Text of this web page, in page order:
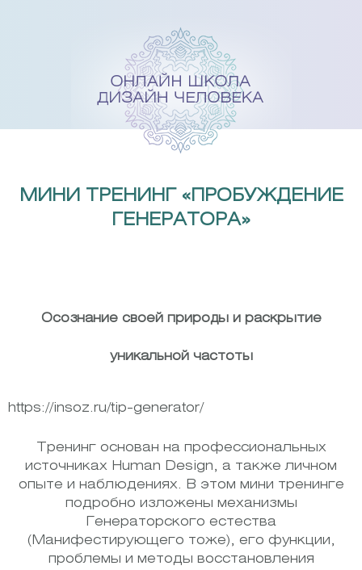
МИНИ ТРЕНИНГ «ПРОБУЖДЕНИЕ
ГЕНЕРАТОРА»
Осознание своей природы и раскрытие
уникальной частоты
https://insoz.ru/tip-generator/
Тренинг основан на профессиональных
источниках Human Design, а также личном
опыте и наблюдениях. В этом мини тренинге
подробно изложены механизмы
Генераторского естества
(Манифестирующего тоже), его функции,
проблемы и методы восстановления